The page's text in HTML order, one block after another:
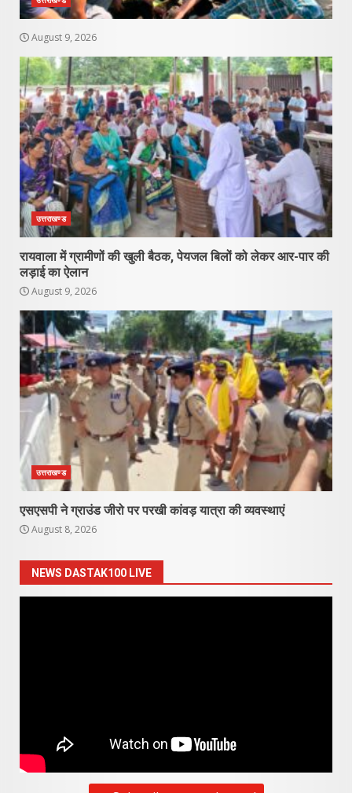
August 9, 2026
उत्तराखण्ड
रायवाला में ग्रामीणों की खुली बैठक, पेयजल बिलों को लेकर आर-पार की
लड़ाई का ऐलान
August 9, 2026
उत्तराखण्ड
एसएसपी ने ग्राउंड जीरो पर परखी कांवड़ यात्रा की व्यवस्थाएं
August 8, 2026
NEWS DASTAK100 LIVE